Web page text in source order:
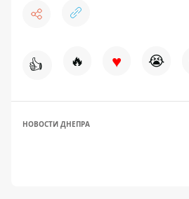
👍 🔥 ♥ 😭
НОВОСТИ ДНЕПРА